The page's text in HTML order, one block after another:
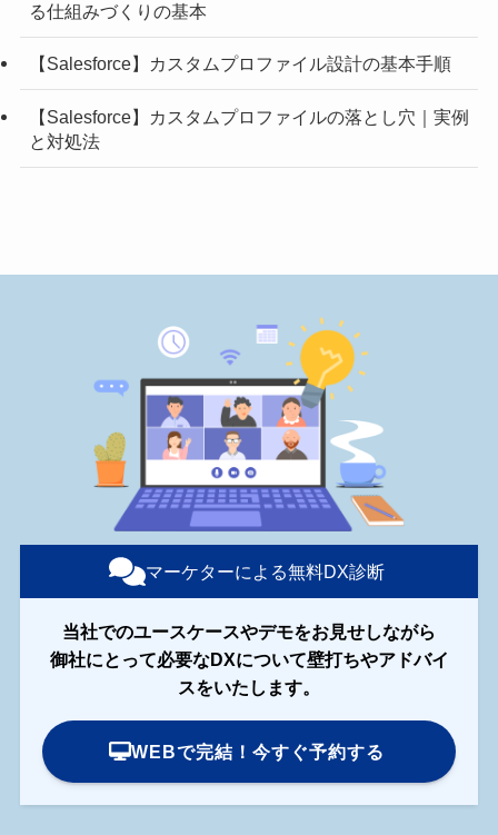
る仕組みづくりの基本
【Salesforce】カスタムプロファイル設計の基本手順
【Salesforce】カスタムプロファイルの落とし穴｜実例
と対処法
マーケターによる無料DX診断
当社でのユースケースやデモをお見せしながら
御社にとって必要なDXについて壁打ちやアドバイ
スをいたします。
WEBで完結！今すぐ予約する